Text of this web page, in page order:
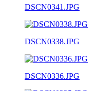
DSCN0341.JPG
DSCN0338.JPG
DSCN0336.JPG